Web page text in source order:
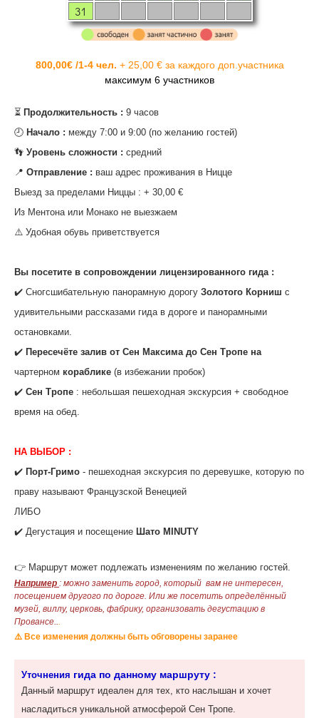
31
800,00€ /1-4 чел. + 25,00 € за каждого доп.участника
максимум 6 участников
⏳ Продолжительность : 9 часов
‌🕘 Начало : между 7:00 и 9:00 (по желанию гостей)
‌👣 Уровень сложности : средний
‌📍 Отправление : ваш адрес проживания в Ницце
Выезд за пределами Ниццы : + 30,00 €
Из Ментона или Монако не выезжаем
‌⚠️ Удобная обувь приветствуется
‌‌Вы посетите в сопровождении лицензированного гида :
‌✔️ Сногсшибательную панорамную дорогу Золотого Корниш с
удивительными рассказами гида в дороге и панорамными
остановками.
‌✔️ Пересечёте залив от Сен Максима до Сен Тропе на
чартерном кораблике (в избежании пробок)
✔️ Сен Тропе : небольшая пешеходная экскурсия + свободное
время на обед.
НА ВЫБОР :
✔️ Порт-Гримо - пешеходная экскурсия по деревушке, которую по
праву называют Французской Венецией
ЛИБО
✔️ Дегустация и посещение Шато MINUTY
👉 Маршрут может подлежать изменениям по желанию гостей.
Например : можно заменить город, который вам не интересен,
посещением другого по дороге. Или же посетить определённый
музей, виллу, церковь, фабрику, организовать дегустацию в
Провансе...
⚠️ Все изменения должны быть обговорены заранее
Уточнения гида по данному маршруту :
Данный маршрут идеален для тех, кто наслышан и хочет
насладиться уникальной атмосферой Сен Тропе.